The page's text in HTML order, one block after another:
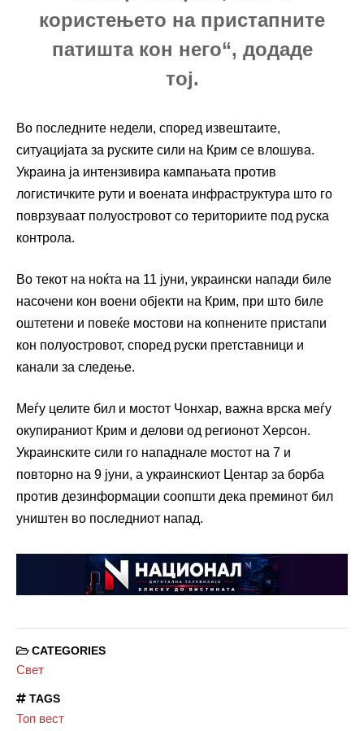
користењето на пристапните
патишта кон него“, додаде
тој.
Во последните недели, според извештаите,
ситуацијата за руските сили на Крим се влошува.
Украина ја интензивира кампањата против
логистичките рути и воената инфраструктура што го
поврзуваат полуостровот со териториите под руска
контрола.
Во текот на ноќта на 11 јуни, украински напади биле
насочени кон воени објекти на Крим, при што биле
оштетени и повеќе мостови на копнените пристапи
кон полуостровот, според руски претставници и
канали за следење.
Меѓу целите бил и мостот Чонхар, важна врска меѓу
окупираниот Крим и делови од регионот Херсон.
Украинските сили го нападнале мостот на 7 и
повторно на 9 јуни, а украинскиот Центар за борба
против дезинформации соопшти дека преминот бил
уништен во последниот напад.
CATEGORIES
Свет
TAGS
Топ вест